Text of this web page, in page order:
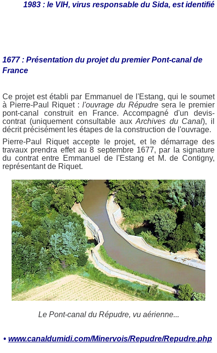
1983 : le VIH, virus responsable du Sida, est identifié
1677 : Présentation du projet du premier Pont-canal de
France
Ce projet est établi par Emmanuel de l'Estang, qui le soumet
à Pierre-Paul Riquet : l'ouvrage du Répudre sera le premier
pont-canal construit en France. Accompagné d'un devis-
contrat (uniquement consultable auxArchives du Canal), il
décrit précisément les étapes de la construction de l'ouvrage.
Pierre-Paul Riquet accepte le projet, et le démarrage des
travaux prendra effet au 8 septembre 1677, par la signature
du contrat entre Emmanuel de l'Estang et M. de Contigny,
représentant de Riquet.
Le Pont-canal du Répudre, vu aérienne...
• www.canaldumidi.com/Minervois/Repudre/Repudre.php